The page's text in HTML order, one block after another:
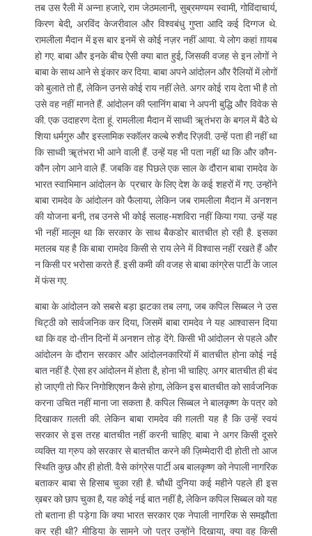
तब उस रैली में अन्ना हजारे, राम जेठमलानी, सुब्रमण्यम स्वामी, गोविंदाचार्य,
किरण बेदी, अरविंद केजरीवाल और विश्वबंधु गुप्ता आदि कई दिग्गज थे.
रामलीला मैदान में इस बार इनमें से कोई नज़र नहीं आया. ये लोग कहां ग़ायब
हो गए. बाबा और इनके बीच ऐसी क्या बात हुई, जिसकी वजह से इन लोगों ने
बाबा के साथ आने से इंकार कर दिया. बाबा अपने आंदोलन और रैलियों में लोगों
को बुलाते तो हैं, लेकिन उनसे कोई राय नहीं लेते. अगर कोई राय देता भी है तो
उसे वह नहीं मानते हैं. आंदोलन की प्लानिंग बाबा ने अपनी बुद्धि और विवेक से
की. एक उदाहरण देता हूं. रामलीला मैदान में साध्वी ॠतंभरा के बगल में बैठे थे
शिया धर्मगुरु और इस्लामिक स्कॉलर कल्बे रुशैद रिज़वी. उन्हें पता ही नहीं था
कि साध्वी ॠतंभरा भी आने वाली हैं. उन्हें यह भी पता नहीं था कि और कौन-
कौन लोग आने वाले हैं. जबकि वह पिछले एक साल के दौरान बाबा रामदेव के
भारत स्वाभिमान आंदोलन के प्रचार के लिए देश के कई शहरों में गए. उन्होंने
बाबा रामदेव के आंदोलन को फैलाया, लेकिन जब रामलीला मैदान में अनशन
की योजना बनी, तब उनसे भी कोई सलाह-मशविरा नहीं किया गया. उन्हें यह
भी नहीं मालूम था कि सरकार के साथ बैकडोर बातचीत हो रही है. इसका
मतलब यह है कि बाबा रामदेव किसी से राय लेने में विश्वास नहीं रखते हैं और
न किसी पर भरोसा करते हैं. इसी कमी की वजह से बाबा कांग्रेस पार्टी के जाल
में फंस गए.
बाबा के आंदोलन को सबसे बड़ा झटका तब लगा, जब कपिल सिब्बल ने उस
चिट्ठी को सार्वजनिक कर दिया, जिसमें बाबा रामदेव ने यह आश्वासन दिया
था कि वह दो-तीन दिनों में अनशन तोड़ देंगे. किसी भी आंदोलन से पहले और
आंदोलन के दौरान सरकार और आंदोलनकारियों में बातचीत होना कोई नई
बात नहीं है. ऐसा हर आंदोलन में होता है, होना भी चाहिए. अगर बातचीत ही बंद
हो जाएगी तो फिर निगोशिएशन कैसे होगा, लेकिन इस बातचीत को सार्वजनिक
करना उचित नहीं माना जा सकता है. कपिल सिब्बल ने बालकृष्ण के पत्र को
दिखाकर ग़लती की. लेकिन बाबा रामदेव की ग़लती यह है कि उन्हें स्वयं
सरकार से इस तरह बातचीत नहीं करनी चाहिए. बाबा ने अगर किसी दूसरे
व्यक्ति या ग्रुप को सरकार से बातचीत करने की ज़िम्मेदारी दी होती तो आज
स्थिति कुछ और ही होती. वैसे कांग्रेस पार्टी अब बालकृष्ण को नेपाली नागरिक
बताकर बाबा से हिसाब चुका रही है. चौथी दुनिया कई महीने पहले ही इस
ख़बर को छाप चुका है, यह कोई नई बात नहीं है, लेकिन कपिल सिब्बल को यह
तो बताना ही पड़ेगा कि क्या भारत सरकार एक नेपाली नागरिक से समझौता
कर रही थी? मीडिया के सामने जो पत्र उन्होंने दिखाया, क्या वह किसी